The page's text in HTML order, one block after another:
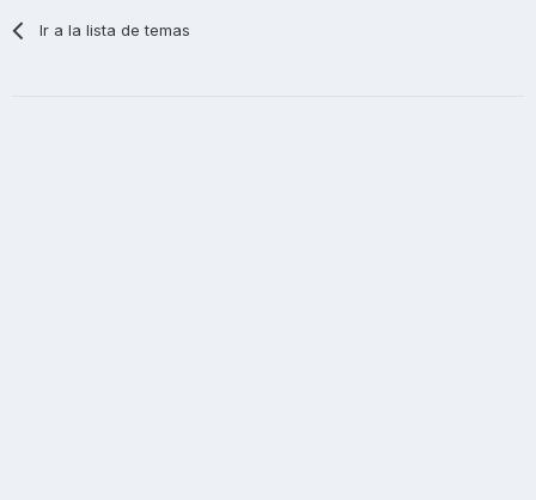
Ir a la lista de temas